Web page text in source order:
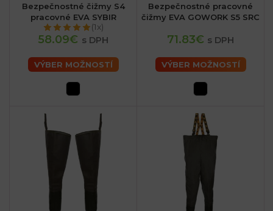
Bezpečnostné čižmy S4
pracovné EVA SYBIR
(1x)
58.09€ s DPH
VÝBER MOŽNOSTÍ
Bezpečnostné pracovné
čižmy EVA GOWORK S5 SRC
71.83€ s DPH
VÝBER MOŽNOSTÍ